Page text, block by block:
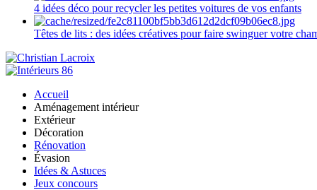
4 idées déco pour recycler les petites voitures de vos enfants
Têtes de lits : des idées créatives pour faire swinguer votre
Accueil
Aménagement intérieur
Extérieur
Décoration
Rénovation
Évasion
Idées & Astuces
Jeux concours